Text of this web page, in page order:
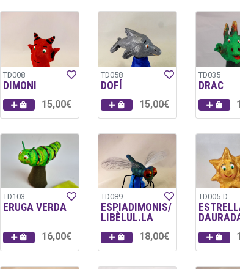
TD008
DIMONI
15,00€
TD058
DOFÍ
15,00€
TD035
DRAC
TD103
ERUGA VERDA
16,00€
TD089
ESPIADIMONIS/
LIBÈLUL.LA
18,00€
TD005-D